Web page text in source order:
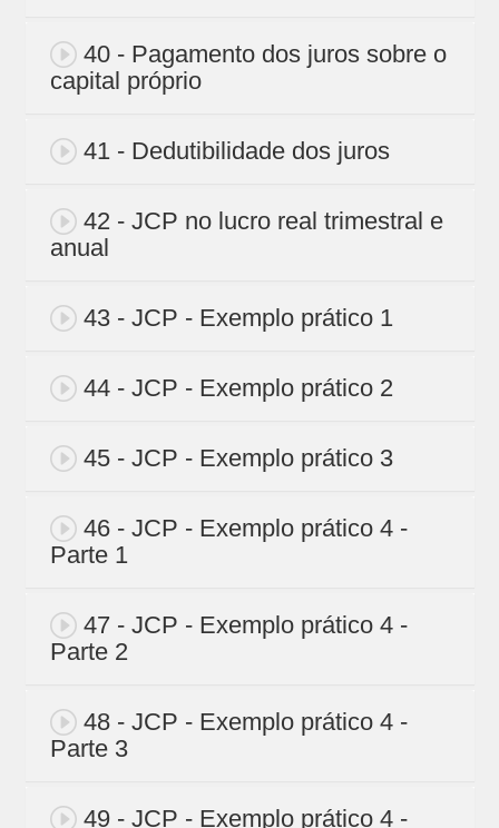
40 - Pagamento dos juros sobre o
capital próprio
41 - Dedutibilidade dos juros
42 - JCP no lucro real trimestral e
anual
43 - JCP - Exemplo prático 1
44 - JCP - Exemplo prático 2
45 - JCP - Exemplo prático 3
46 - JCP - Exemplo prático 4 -
Parte 1
47 - JCP - Exemplo prático 4 -
Parte 2
48 - JCP - Exemplo prático 4 -
Parte 3
49 - JCP - Exemplo prático 4 -